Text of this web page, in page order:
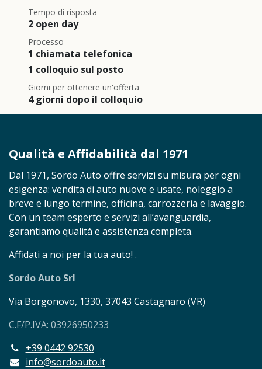
Tempo di risposta
2 open day
Processo
1 chiamata telefonica
1 colloquio sul posto
Giorni per ottenere un'offerta
4 giorni dopo il colloquio
Qualità e Affidabilità dal 1971
Dal 1971, Sordo Auto offre servizi su misura per ogni
esigenza: vendita di auto nuove e usate, noleggio a
breve e lungo termine, officina, carrozzeria e lavaggio.
Con un team esperto e servizi all’avanguardia,
garantiamo qualità e assistenza completa.
Affidati a noi per la tua auto! .
Sordo Auto Srl
Via Borgonovo, 1330, 37043 Castagnaro (VR)
C.F/P.IVA: 03926950233
+39 0442 92530
info@sordoauto.it